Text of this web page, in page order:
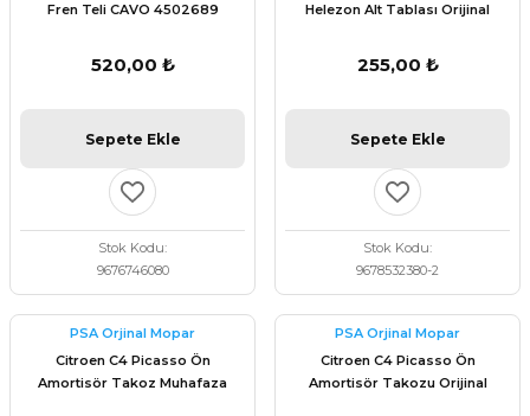
Fren Teli CAVO 4502689
520,00 ₺
Sepete Ekle
Stok Kodu
9676746080
Helezon Alt Tablası Orijinal
255,00 ₺
Sepete Ekle
Stok Kodu
9678532380-2
PSA Orjinal Mopar
Citroen C4 Picasso Ön
Amortisör Takoz Muhafaza
PSA Orjinal Mopar
Citroen C4 Picasso Ön
Amortisör Takozu Orijinal